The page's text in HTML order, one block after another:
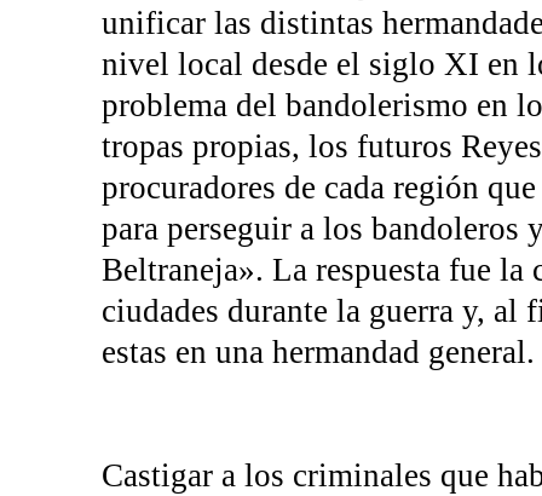
unificar las distintas
nivel local desde el siglo XI en
problema del bandolerismo en
tropas propias, los futuros
procuradores de cada región
para perseguir a los bandoleros
Beltraneja». La respuesta fue la
ciudades durante la guerra y,
estas en una hermandad general.
Castigar a los criminales que